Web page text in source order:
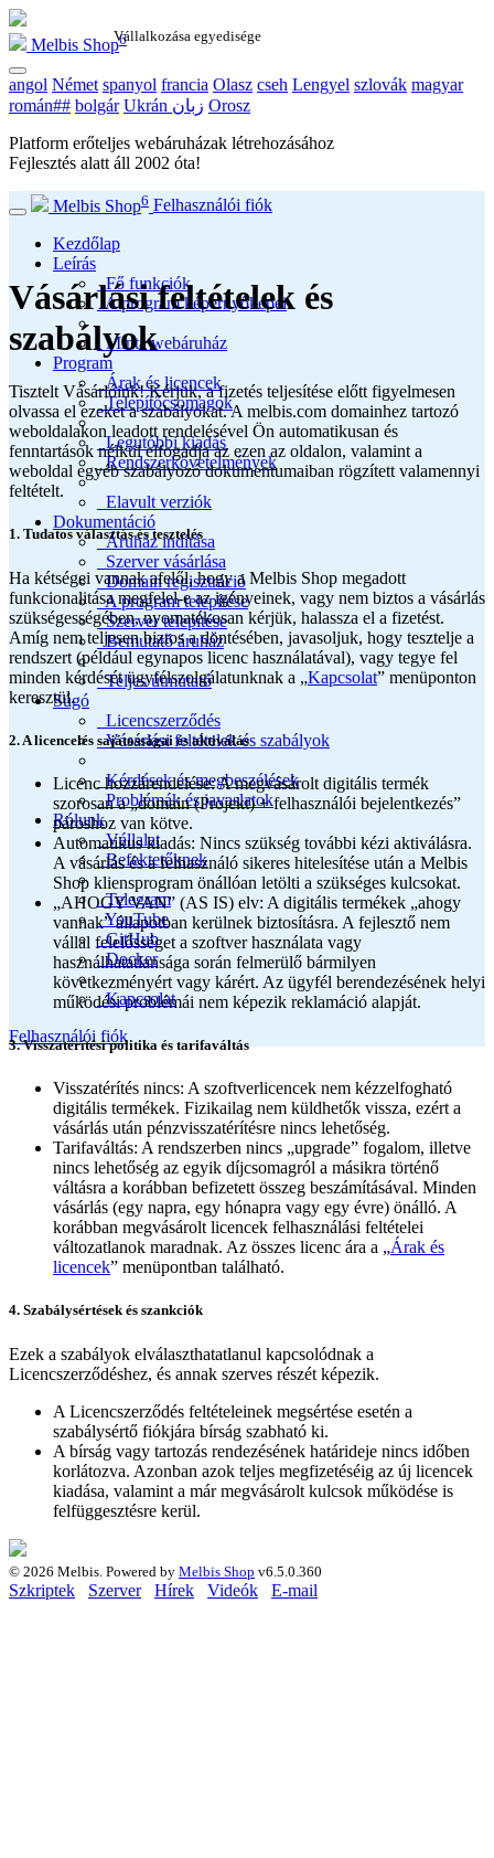
Vállalkozása egyedisége
Melbis Shop6
angol Német spanyol francia Olasz cseh Lengyel szlovák magyar
román## bolgár Ukrán زبان Orosz
Platform erőteljes webáruházak létrehozásához
Fejlesztés alatt áll 2002 óta!
Melbis Shop6 Felhasználói fiók
Kezdőlap
Leírás
Fő funkciók
A program képernyőképei
Minta webáruház
Program
Árak és licencek
Telepítőcsomagok
Legutóbbi kiadás
Rendszerkövetelmények
Elavult verziók
Dokumentáció
Áruház indítása
Szerver vásárlása
Domain regisztráció
A program telepítése
Szerver telepítése
Bemutató áruház
Teljes útmutató
Súgó
Licencszerződés
Vásárlási feltételek és szabályok
Kérdések és megbeszélések
Problémák és javaslatok
Rólunk
Vállalat
Befektetőknek
Telegram
YouTube
GitHub
Docker
Kapcsolat
Felhasználói fiók
Vásárlási feltételek és
szabályok
Tisztelt Vásárlóink! Kérjük, a fizetés teljesítése előtt figyelmesen
olvassa el ezeket a szabályokat. A melbis.com domainhez tartozó
weboldalakon leadott rendelésével Ön automatikusan és
fenntartások nélkül elfogadja az ezen az oldalon, valamint a
weboldal egyéb szabályozó dokumentumaiban rögzített valamennyi
feltételt.
1. Tudatos választás és tesztelés
Ha kétségei vannak afelől, hogy a Melbis Shop megadott
funkcionalitása megfelel-e az igényeinek, vagy nem biztos a vásárlás
szükségességében, nyomatékosan kérjük, halassza el a fizetést.
Amíg nem teljesen biztos a döntésében, javasoljuk, hogy tesztelje a
rendszert (például egynapos licenc használatával), vagy tegye fel
minden kérdését ügyfélszolgálatunknak a „Kapcsolat” menüponton
keresztül.
2. A licencelés sajátosságai és aktiválás
Licenc hozzárendelése: A megvásárolt digitális termék
szorosan a „domain (Projekt) + felhasználói bejelentkezés”
pároshoz van kötve.
Automatikus kiadás: Nincs szükség további kézi aktiválásra.
A vásárlás és a felhasználó sikeres hitelesítése után a Melbis
Shop kliensprogram önállóan letölti a szükséges kulcsokat.
„AHOGY VAN” (AS IS) elv: A digitális termékek „ahogy
vannak” állapotban kerülnek biztosításra. A fejlesztő nem
vállal felelősséget a szoftver használata vagy
használhatatlansága során felmerülő bármilyen
következményért vagy kárért. Az ügyfél berendezésének helyi
működési problémái nem képezik reklamáció alapját.
3. Visszatérítési politika és tarifaváltás
Visszatérítés nincs: A szoftverlicencek nem kézzelfogható
digitális termékek. Fizikailag nem küldhetők vissza, ezért a
vásárlás után pénzvisszatérítésre nincs lehetőség.
Tarifaváltás: A rendszerben nincs „upgrade” fogalom, illetve
nincs lehetőség az egyik díjcsomagról a másikra történő
váltásra a korábban befizetett összeg beszámításával. Minden
vásárlás (egy napra, egy hónapra vagy egy évre) önálló. A
korábban megvásárolt licencek felhasználási feltételei
változatlanok maradnak. Az összes licenc ára a „Árak és
licencek” menüpontban található.
4. Szabálysértések és szankciók
Ezek a szabályok elválaszthatatlanul kapcsolódnak a
Licencszerződéshez, és annak szerves részét képezik.
A Licencszerződés feltételeinek megsértése esetén a
szabálysértő fiókjára bírság szabható ki.
A bírság vagy tartozás rendezésének határideje nincs időben
korlátozva. Azonban azok teljes megfizetéséig az új licencek
kiadása, valamint a már megvásárolt kulcsok működése is
felfüggesztésre kerül.
© 2026 Melbis. Powered by Melbis Shop v6.5.0.360
Szkriptek Szerver Hírek Videók E-mail